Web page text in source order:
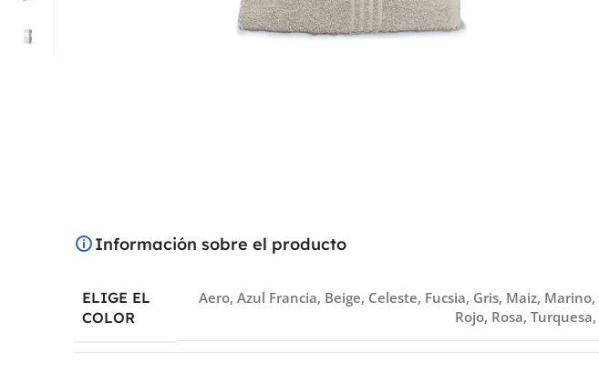
Información sobre el producto
ELIGE EL
COLOR
Aero, Azul Francia, Beige, Celeste, Fucsia, Gris, Maiz, Marino,
Rojo, Rosa, Turquesa,